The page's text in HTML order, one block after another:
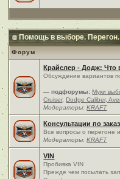
Помощь в выборе.
Форум
Крайслер - Додж: Что
Обсуждение вариантов
— подфорумы: Муки
Cruiser, Dodge Caliber,
Модераторы:KRAFT
Консультации по
Все вопросы о перегоне
Модераторы:KRAFT
VIN
Пробивка VIN
Прежде чем посылать